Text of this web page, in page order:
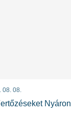
08. 08.
Nyáron